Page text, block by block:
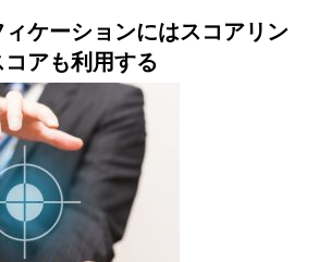
ィケーションにはスコアリン
アも利用する